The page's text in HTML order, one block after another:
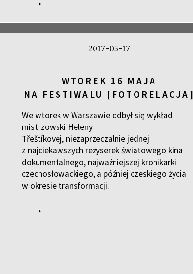
2017-05-17
WTOREK 16 MAJA
NA FESTIWALU [FOTORELACJA]
We wtorek w Warszawie odbył się wykład
mistrzowski Heleny
Třeštíkovej, niezaprzeczalnie jednej
z najciekawszych reżyserek światowego kina
dokumentalnego, najważniejszej kronikarki
czechosłowackiego, a później czeskiego życia
w okresie transformacji.